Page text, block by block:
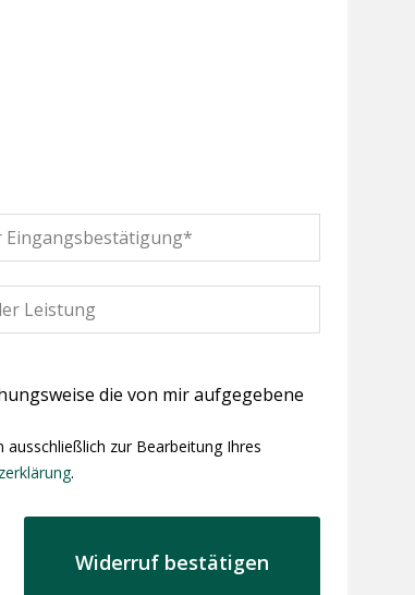
die von mir aufgegebene
zur Bearbeitung Ihres
.